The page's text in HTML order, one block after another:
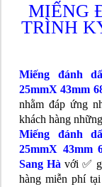
MIẾNG
TRÌNH
Miếng đánh
25mmX 43mm
nhằm đáp ứng
khách hàng
Miếng đánh
25mmX 43mm
Sang Hàvới ✅
hàng miễn phí